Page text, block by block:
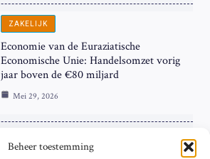
Beheer toestemming
ZAKELIJK
Economie van de Euraziatische
Economische Unie: Handelsomzet vorig
jaar boven de €80 miljard
Mei 29, 2026
ZAKELIJK